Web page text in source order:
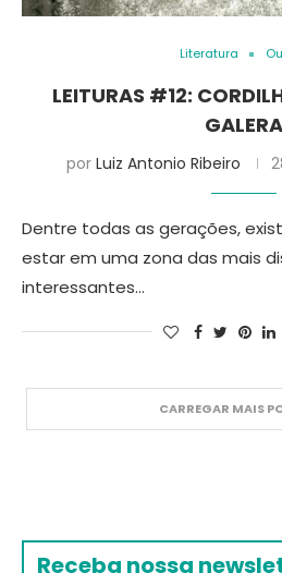
Literatura
LEITURAS #12:
GALERA
por Luiz Antonio Ribeiro
Dentre todas as gerações,
estar em uma zona das mais
interessantes…
CARREGAR MAIS
Receba nossa